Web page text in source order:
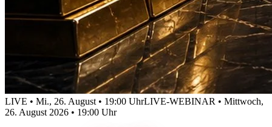
LIVE • Mi., 26. August • 19:00 UhrLIVE-WEBINAR • Mittwoch,
26. August 2026 • 19:00 Uhr